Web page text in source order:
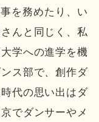
を務めたり、い
んと同じく、私
学への進学を機
ス部で、創作ダ
代の思い出はダ
でダンサーやメ